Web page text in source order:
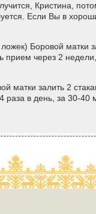
Кристина,
Если Вы в
Боровой матки
прием через 2
матки залить 2
раза в день, за 30-40